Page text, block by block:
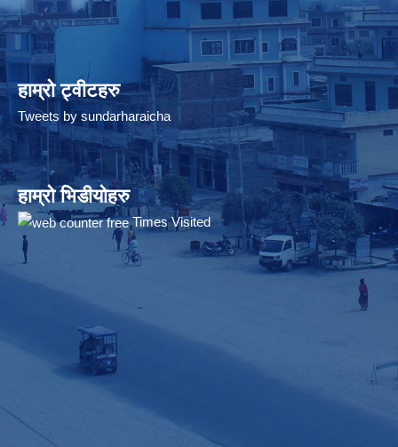
हाम्रो ट्वीटहरु
Tweets by sundarharaicha
हाम्रो भिडीयोहरु
Times Visited